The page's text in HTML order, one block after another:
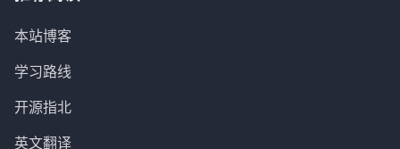
本站博客
学习路线
开源指北
英文翻译